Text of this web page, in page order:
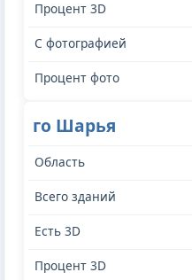
го Шарья